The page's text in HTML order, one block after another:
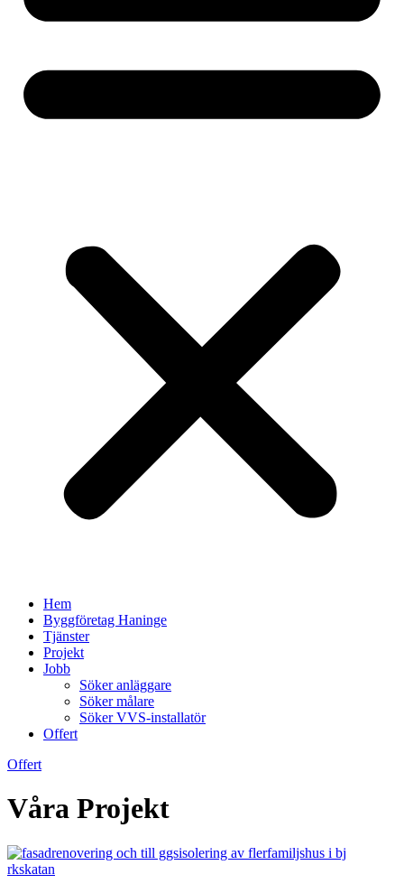
Hem
Byggföretag Haninge
Tjänster
Projekt
Jobb
Söker anläggare
Söker målare
Söker VVS-installatör
Offert
Offert
Våra Projekt